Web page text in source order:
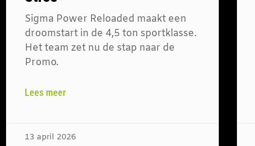
Sigma Power Reloaded maakt een
droomstart in de 4,5 ton sportklasse.
Het team zet nu de stap naar de
Promo.
Lees meer
13 april 2026